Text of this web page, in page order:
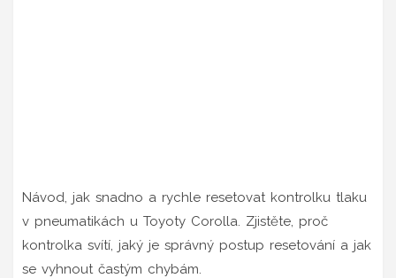
Návod, jak snadno a rychle resetovat kontrolku tlaku
v pneumatikách u Toyoty Corolla. Zjistěte, proč
kontrolka svítí, jaký je správný postup resetování a jak
se vyhnout častým chybám.